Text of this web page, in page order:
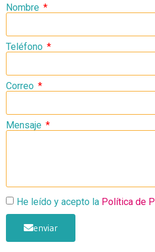
Nombre
Teléfono
Correo
Mensaje
He leído y acepto la Política de
enviar